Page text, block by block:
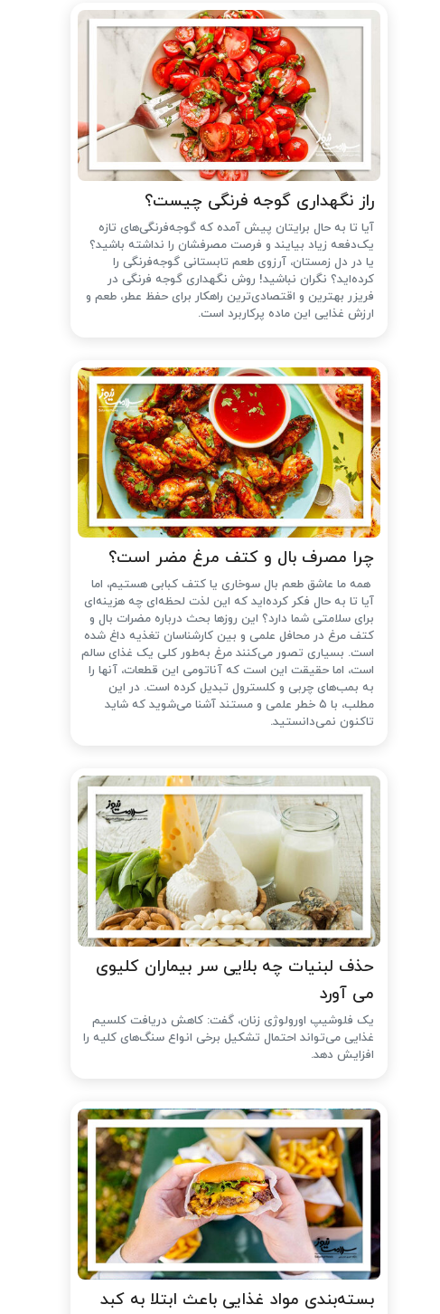
راز نگهداری گوجه فرنگی چیست؟
آیا تا به حال برایتان پیش آمده که گوجه‌فرنگی‌های تازه
یک‌دفعه زیاد بیایند و فرصت مصرفشان را نداشته باشید؟
یا در دل زمستان، آرزوی طعم تابستانی گوجه‌فرنگی را
کرده‌اید؟ نگران نباشید! روش نگهداری گوجه فرنگی در
فریزر بهترین و اقتصادی‌ترین راهکار برای حفظ عطر، طعم و
ارزش غذایی این ماده پرکاربرد است.
چرا مصرف بال و کتف مرغ مضر است؟
همه ما عاشق طعم بال سوخاری یا کتف کبابی هستیم، اما
آیا تا به حال فکر کرده‌اید که این لذت لحظه‌ای چه هزینه‌ای
برای سلامتی شما دارد؟ این روزها بحث درباره مضرات بال و
کتف مرغ در محافل علمی و بین کارشناسان تغذیه داغ شده
است. بسیاری تصور می‌کنند مرغ به‌طور کلی یک غذای سالم
است، اما حقیقت این است که آناتومی این قطعات، آنها را
به بمب‌های چربی و کلسترول تبدیل کرده است. در این
مطلب، با ۵ خطر علمی و مستند آشنا می‌شوید که شاید
تاکنون نمی‌دانستید.
حذف لبنیات چه بلایی سر بیماران کلیوی
می آورد
یک فلوشیپ اورولوژی زنان، گفت: کاهش دریافت کلسیم
غذایی می‌تواند احتمال تشکیل برخی انواع سنگ‌های کلیه را
افزایش دهد.
بسته‌بندی مواد غذایی باعث ابتلا به کبد